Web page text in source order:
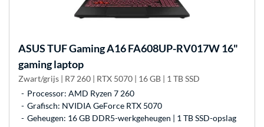
ASUSTUF Gaming A16 FA608UP-RV017W 16"
gaming laptop
Zwart/grijs | R7 260 | RTX 5070 | 16 GB | 1 TB SSD
Processor: AMD Ryzen 7 260
Grafisch: NVIDIA GeForce RTX 5070
Geheugen: 16 GB DDR5-werkgeheugen | 1 TB SSD-opslag